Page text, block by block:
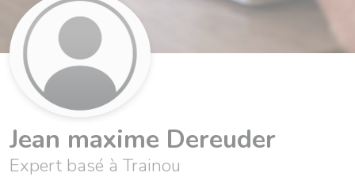
Jean maxime Dereuder
Expert basé à Trainou